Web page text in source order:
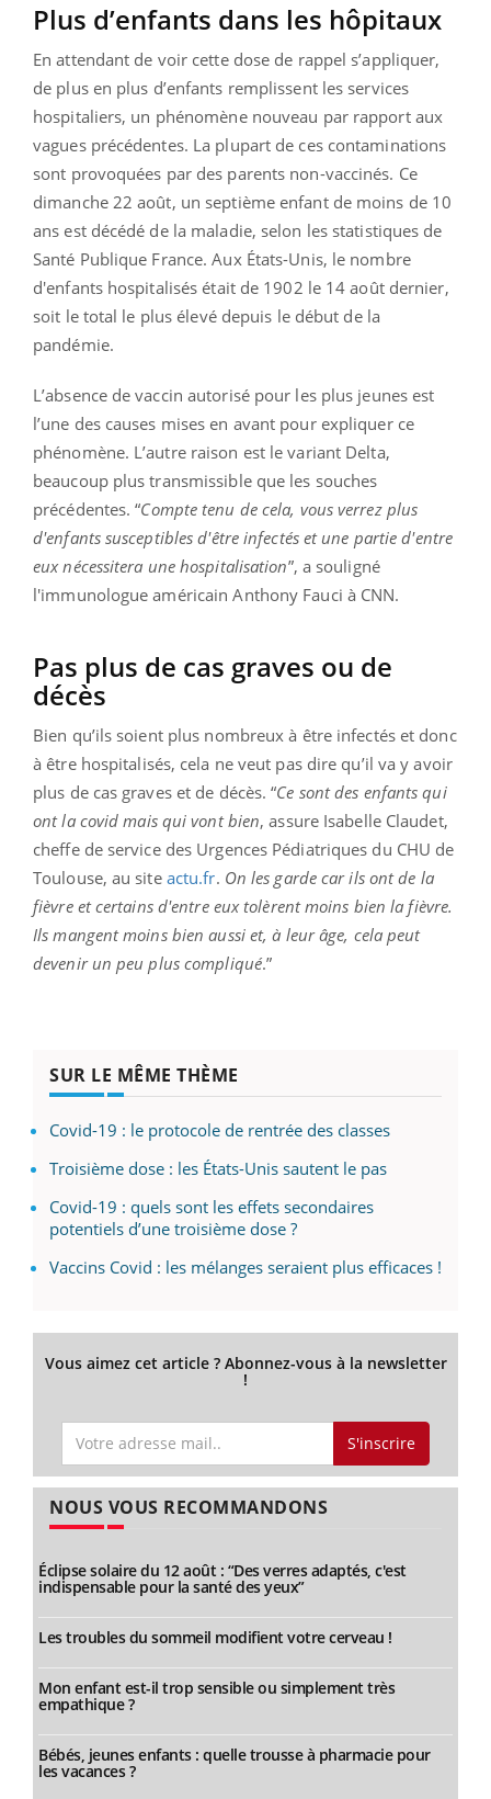
Plus d’enfants dans les hôpitaux
En attendant de voir cette dose de rappel s’appliquer,
de plus en plus d’enfants remplissent les services
hospitaliers, un phénomène nouveau par rapport aux
vagues précédentes. La plupart de ces contaminations
sont provoquées par des parents non-vaccinés. Ce
dimanche 22 août, un septième enfant de moins de 10
ans est décédé de la maladie, selon les statistiques de
Santé Publique France. Aux États-Unis, le nombre
d'enfants hospitalisés était de 1902 le 14 août dernier,
soit le total le plus élevé depuis le début de la
pandémie.
L’absence de vaccin autorisé pour les plus jeunes est
l’une des causes mises en avant pour expliquer ce
phénomène. L’autre raison est le variant Delta,
beaucoup plus transmissible que les souches
précédentes. “Compte tenu de cela, vous verrez plus
d'enfants susceptibles d'être infectés et une partie d'entre
eux nécessitera une hospitalisation”, a souligné
l'immunologue américain Anthony Fauci à CNN.
Pas plus de cas graves ou de
décès
Bien qu’ils soient plus nombreux à être infectés et donc
à être hospitalisés, cela ne veut pas dire qu’il va y avoir
plus de cas graves et de décès. “Ce sont des enfants qui
ont la covid mais qui vont bien, assure Isabelle Claudet,
cheffe de service des Urgences Pédiatriques du CHU de
Toulouse, au site actu.fr. On les garde car ils ont de la
fièvre et certains d'entre eux tolèrent moins bien la fièvre.
Ils mangent moins bien aussi et, à leur âge, cela peut
devenir un peu plus compliqué.”
SUR LE MÊME THÈME
Covid-19 : le protocole de rentrée des classes
Troisième dose : les États-Unis sautent le pas
Covid-19 : quels sont les effets secondaires
potentiels d’une troisième dose ?
Vaccins Covid : les mélanges seraient plus efficaces !
Vous aimez cet article ? Abonnez-vous à la newsletter
!
S'inscrire
NOUS VOUS RECOMMANDONS
Éclipse solaire du 12 août : “Des verres adaptés, c'est
indispensable pour la santé des yeux”
Les troubles du sommeil modifient votre cerveau !
Mon enfant est-il trop sensible ou simplement très
empathique ?
Bébés, jeunes enfants : quelle trousse à pharmacie pour
les vacances ?